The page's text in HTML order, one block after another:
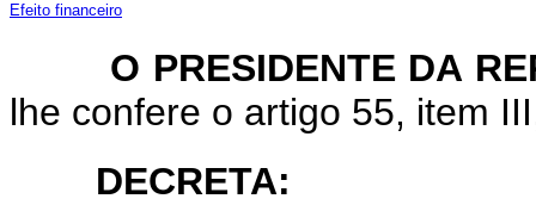
Efeito financeiro
O PRESIDENTE DA
lhe confere o artigo 55, item
DECRETA: